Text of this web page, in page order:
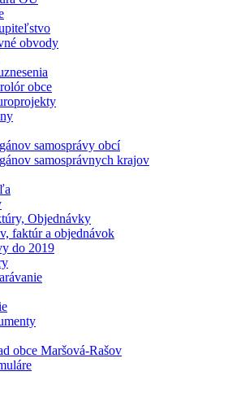
obvody
obce
samosprávy obcí
samosprávnych krajov
Objednávky
faktúr a objednávok
do 2019
obce Maršová-Rašov